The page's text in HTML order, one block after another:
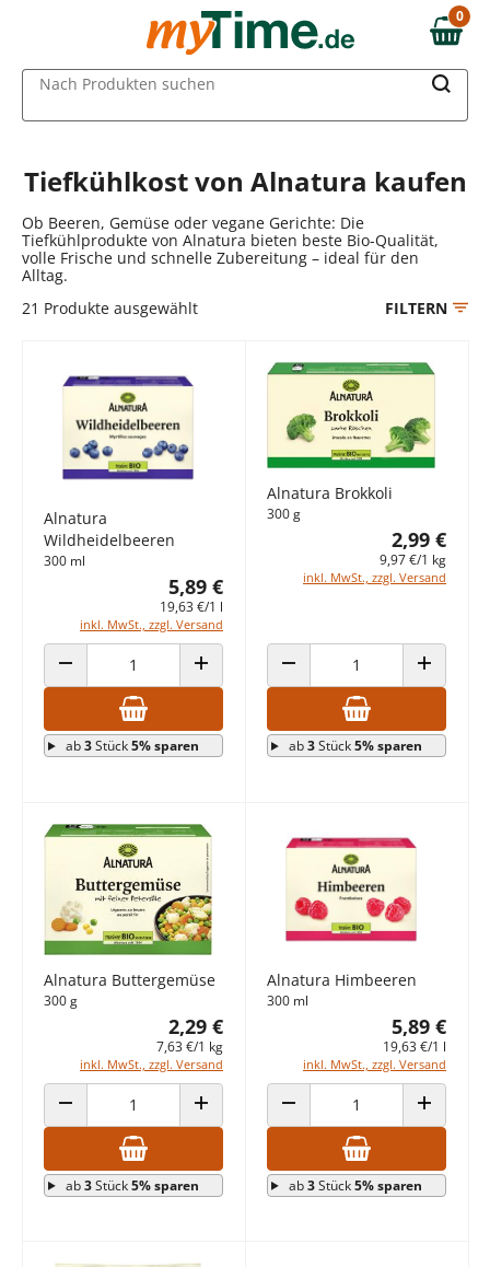
Zum Hauptinhalt springen
Zur Navigation springen
Zur Suche springen
0,00 €
0
Nach Produkten suchen
Tiefkühlkost von Alnatura kaufen
Ob Beeren, Gemüse oder vegane Gerichte: Die
Tiefkühlprodukte von Alnatura bieten beste Bio-Qualität,
volle Frische und schnelle Zubereitung – ideal für den
Alltag.
21 Produkte ausgewählt FILTERN
Alnatura
Wildheidelbeeren
300 ml
5,89 €
19,63 €/1 l
inkl. MwSt., zzgl. Versand
ANZAHL VERRINGERN ANZAHL ERHÖHEN
ab3Stück5% sparen
Alnatura Brokkoli
300 g
2,99 €
9,97 €/1 kg
inkl. MwSt., zzgl. Versand
ANZAHL VERRINGERN ANZAHL
ab3Stück5% sparen
Alnatura Buttergemüse
300 g
2,29 €
7,63 €/1 kg
inkl. MwSt., zzgl. Versand
ANZAHL VERRINGERN ANZAHL ERHÖHEN
ab3Stück5% sparen
Alnatura Himbeeren
300 ml
5,89 €
19,63 €/1 l
inkl. MwSt., zzgl. Versand
ANZAHL VERRINGERN ANZAHL
ab3Stück5% sparen